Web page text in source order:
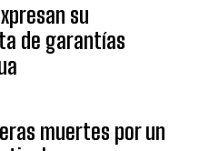
su
de garantías
muertes por un